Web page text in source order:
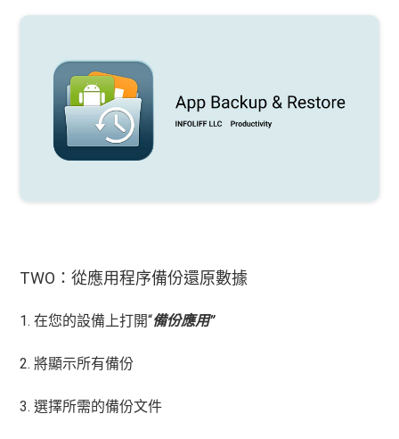
TWO：從應用程序備份還原數據
1. 在您的設備上打開“備份應用”
2. 將顯示所有備份
3. 選擇所需的備份文件